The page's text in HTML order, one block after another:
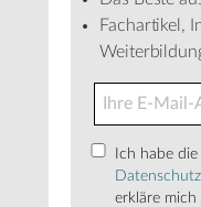
Fachartikel,
Ich habe die
erkläre mich